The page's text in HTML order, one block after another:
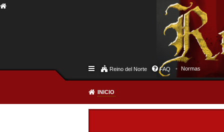
Reino del Norte FAQ Normas
INICIO